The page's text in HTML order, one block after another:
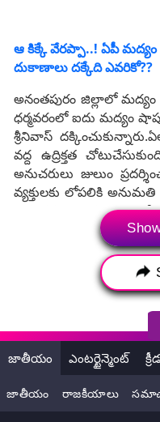
ఆ కిక్కే వేరప్పా..! ఏపీ
దుకాణాలు దక్కేది ఎవరికో??
అనంతపురం జిల్లాలో
ధర్మవరంలో ఐదు మద్యం
శ్రీనివాస్
వద్ద ఉద్రిక్తత
అనుచరులు జులుం
వ్యక్తులకు లోపలికి
అనుచరులు దౌర్జన్యంగా
చింతమనేని అనుచరులకు
గార్డెన్‌లో జిల్లాకు
జాతీయం ఎంటర్టైన్మెంట్
జాతీయం రాజకీయాలు